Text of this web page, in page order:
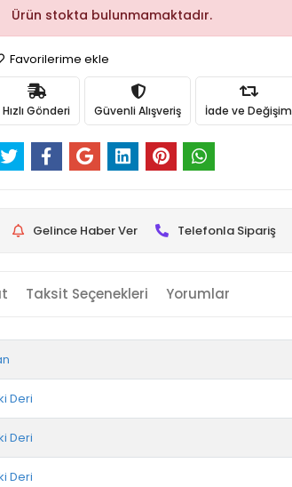
Ürün stokta bulunmamaktadır.
Favorilerime ekle
Hızlı Gönderi Güvenli Alışveriş İade ve Değişim
Gelince Haber Ver Telefonla Sipariş
Taksit Seçenekleri Yorumlar
Deri
Deri
Deri